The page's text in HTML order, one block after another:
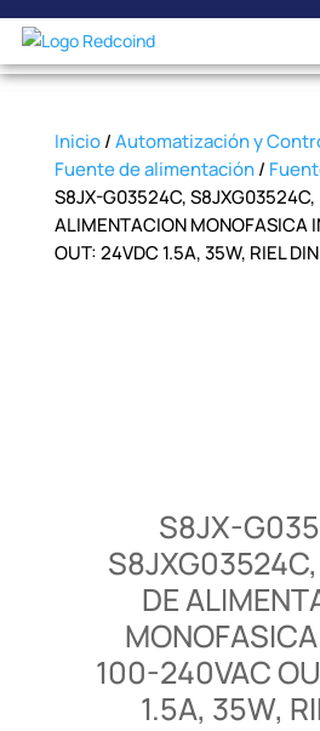
Inicio/Automatización y
Fuente de alimentación/
S8JX-G03524C, S8JXG03524C,
ALIMENTACION MONOFASICA
OUT: 24VDC 1.5A, 35W, RIEL DIN
S8JX-
S8JXG03524C,
DE
100-240VAC
1.5A, 35W,